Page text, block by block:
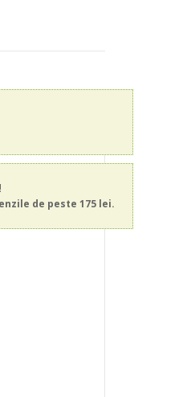
de peste 175 lei.